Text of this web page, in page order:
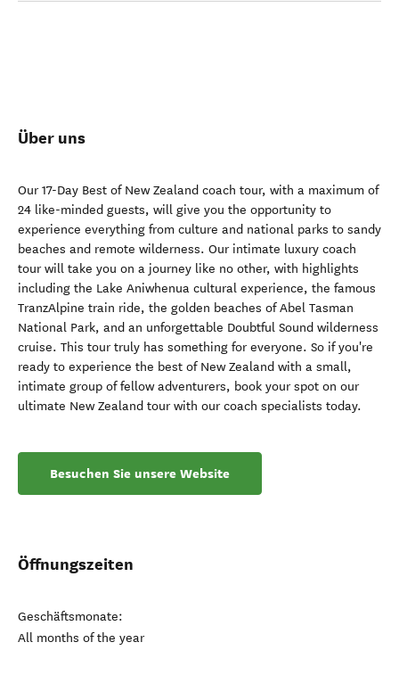
Über uns
Our 17-Day Best of New Zealand coach tour, with a maximum of
24 like-minded guests, will give you the opportunity to
experience everything from culture and national parks to sandy
beaches and remote wilderness. Our intimate luxury coach
tour will take you on a journey like no other, with highlights
including the Lake Aniwhenua cultural experience, the famous
TranzAlpine train ride, the golden beaches of Abel Tasman
National Park, and an unforgettable Doubtful Sound wilderness
cruise. This tour truly has something for everyone. So if you're
ready to experience the best of New Zealand with a small,
intimate group of fellow adventurers, book your spot on our
ultimate New Zealand tour with our coach specialists today.
Besuchen Sie unsere Website
Öffnungszeiten
Geschäftsmonate:
All months of the year